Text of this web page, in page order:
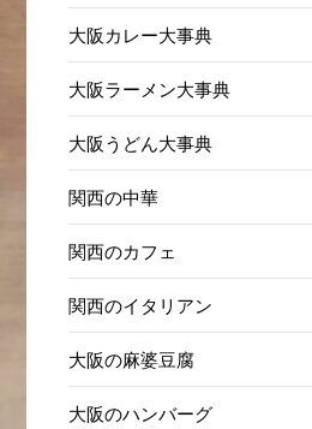
大阪カレー大事典
大阪ラーメン大事典
大阪うどん大事典
関西の中華
関西のカフェ
関西のイタリアン
大阪の麻婆豆腐
大阪のハンバーグ